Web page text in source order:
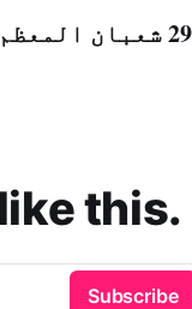
this.
Subscribe